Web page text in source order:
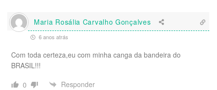
Maria Rosália Carvalho Gonçalves
6 anos atrás
Com toda certeza,eu com minha canga da bandeira do
BRASIL!!!
0
Responder